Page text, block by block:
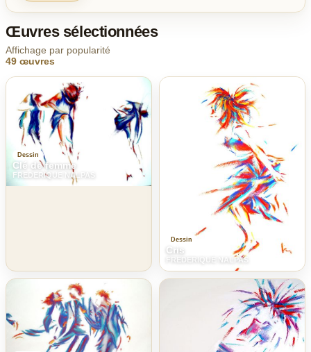
Œuvres sélectionnées
Affichage par popularité
49 œuvres
Dessin
Clé de femme
FREDERIQUE NALPAS
Dessin
Cris
FREDERIQUE NALPAS